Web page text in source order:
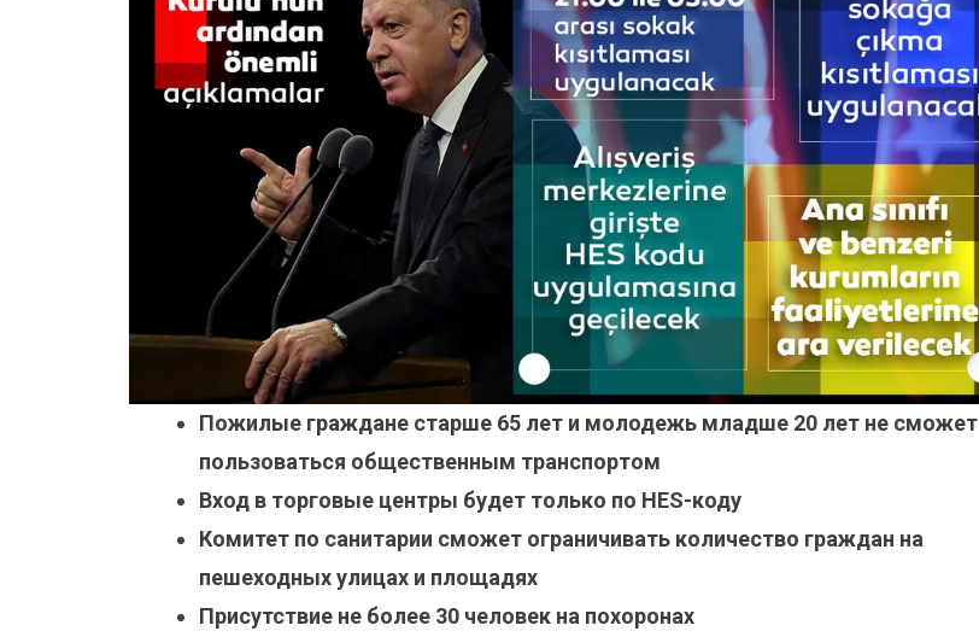
Пожилые граждане старше 65 лет и молодежь младше 20 лет не сможет
пользоваться общественным транспортом
Вход в торговые центры будет только по HES-коду
Комитет по санитарии сможет ограничивать количество граждан на
пешеходных улицах и площадях
Присутствие не более 30 человек на похоронах